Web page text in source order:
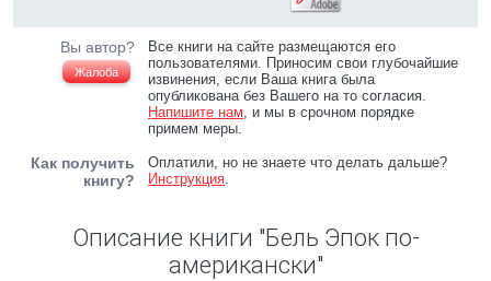
Вы автор?
Жалоба
Все книги на сайте размещаются его
пользователями. Приносим свои глубочайшие
извинения, если Ваша книга была
опубликована без Вашего на то согласия.
Напишите нам, и мы в срочном порядке
примем меры.
Как получить
книгу?
Оплатили, но не знаете что делать дальше?
Инструкция.
Описание книги "Бель Эпок по-
американски"